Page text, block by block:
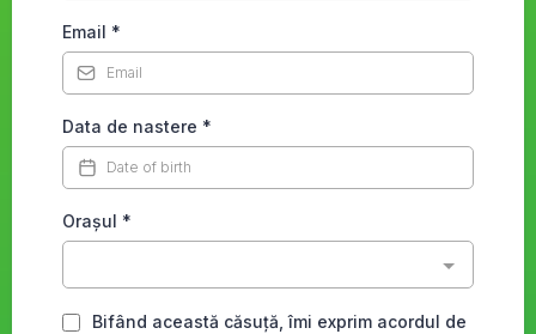
Email *
Data de nastere *
Orașul *
Bifând această căsuță, îmi exprim acordul de